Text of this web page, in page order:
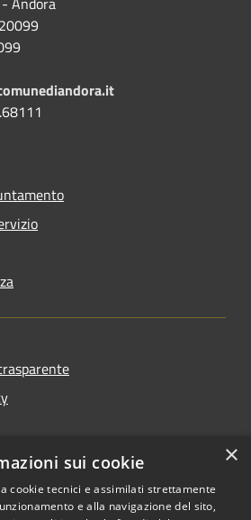
×
sui cookie
cookie tecnici e assimilati strettamente
e alla navigazione del sito,